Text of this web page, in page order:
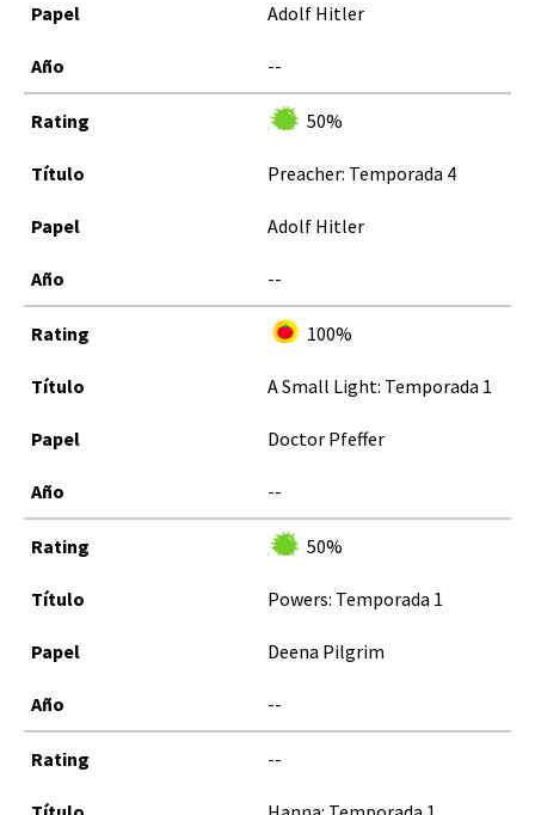
Adolf Hitler
--
50%
Preacher: Temporada 4
Adolf Hitler
--
100%
A Small Light: Temporada 1
Doctor Pfeffer
--
50%
Powers: Temporada 1
Deena Pilgrim
--
--